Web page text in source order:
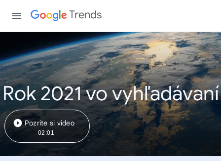
Trends
Rok 2021 vo vyhľadávaní
Pozrite si video
02:01